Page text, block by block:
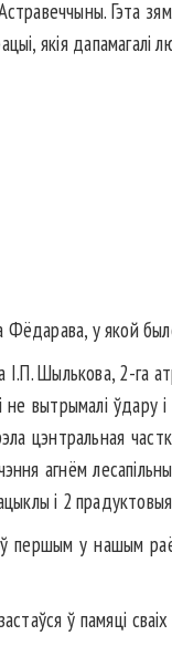
Гэта
якія дапамагалі
Фёдарава, у якой
Шылькова, 2-га
вытрымалі ўдару і
цэнтральная
агнём
і 2
першым у нашым
ў памяці